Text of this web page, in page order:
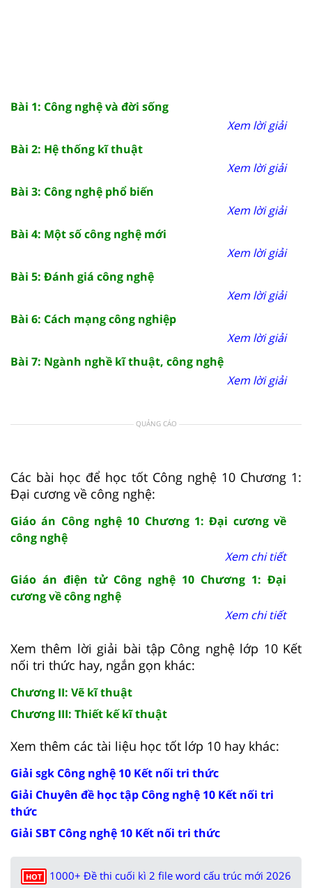
Bài 1: Công nghệ và đời sống
Xem lời giải
Bài 2: Hệ thống kĩ thuật
Xem lời giải
Bài 3: Công nghệ phổ biến
Xem lời giải
Bài 4: Một số công nghệ mới
Xem lời giải
Bài 5: Đánh giá công nghệ
Xem lời giải
Bài 6: Cách mạng công nghiệp
Xem lời giải
Bài 7: Ngành nghề kĩ thuật, công nghệ
Xem lời giải
QUẢNG CÁO
Các bài học để học tốt Công nghệ 10 Chương 1:
Đại cương về công nghệ:
Giáo án Công nghệ 10 Chương 1: Đại cương về
công nghệ
Xem chi tiết
Giáo án điện tử Công nghệ 10 Chương 1: Đại
cương về công nghệ
Xem chi tiết
Xem thêm lời giải bài tập Công nghệ lớp 10 Kết
nối tri thức hay, ngắn gọn khác:
Chương II: Vẽ kĩ thuật
Chương III: Thiết kế kĩ thuật
Xem thêm các tài liệu học tốt lớp 10 hay khác:
Giải sgk Công nghệ 10 Kết nối tri thức
Giải Chuyên đề học tập Công nghệ 10 Kết nối tri
thức
Giải SBT Công nghệ 10 Kết nối tri thức
HOT
1000+ Đề thi cuối kì 2 file word cấu trúc mới 2026